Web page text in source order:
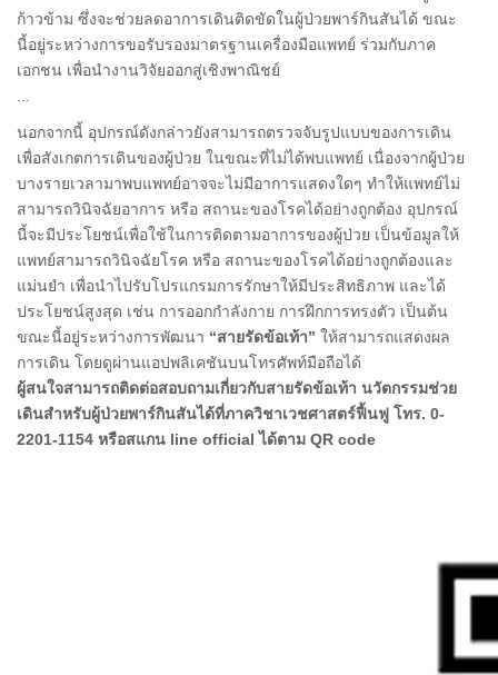
ก้าวข้าม ซึ่งจะช่วยลดอาการเดินติดขัดในผู้ป่วยพาร์กินสันได้ ขณะ
นี้อยู่ระหว่างการขอรับรองมาตรฐานเครื่องมือแพทย์ ร่วมกับภาค
เอกชน เพื่อนำงานวิจัยออกสู่เชิงพาณิชย์
นอกจากนี้ อุปกรณ์ดังกล่าวยังสามารถตรวจจับรูปแบบของการเดิน
เพื่อสังเกตการเดินของผู้ป่วย ในขณะที่ไม่ได้พบแพทย์ เนื่องจากผู้ป่วย
บางรายเวลามาพบแพทย์อาจจะไม่มีอาการแสดงใดๆ ทำให้แพทย์ไม่
สามารถวินิจฉัยอาการ หรือ สถานะของโรคได้อย่างถูกต้อง อุปกรณ์
นี้จะมีประโยชน์เพื่อใช้ในการติดตามอาการของผู้ป่วย เป็นข้อมูลให้
แพทย์สามารถวินิจฉัยโรค หรือ สถานะของโรคได้อย่างถูกต้องและ
แม่นยำ เพื่อนำไปรับโปรแกรมการรักษาให้มีประสิทธิภาพ และได้
ประโยชน์สูงสุด เช่น การออกกำลังกาย การฝึกการทรงตัว เป็นต้น
ขณะนี้อยู่ระหว่างการพัฒนา “สายรัดข้อเท้า” ให้สามารถแสดงผล
การเดิน โดยดูผ่านแอปพลิเคชันบนโทรศัพท์มือถือได้
ผู้สนใจสามารถติดต่อสอบถามเกี่ยวกับสายรัดข้อเท้า นวัตกรรมช่วย
เดินสำหรับผู้ป่วยพาร์กินสันได้ที่ภาควิชาเวชศาสตร์ฟื้นฟู โทร. 0-
2201-1154 หรือสแกน line official ได้ตาม QR code